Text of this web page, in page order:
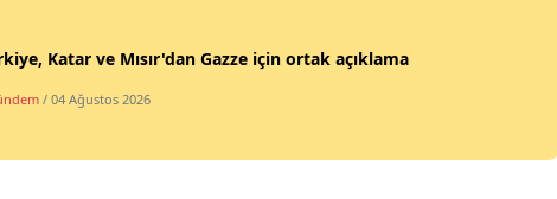
Katar ve Mısır'dan Gazze için ortak açıklama
/ 04 Ağustos 2026